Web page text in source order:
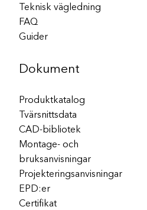
Teknisk vägledning
FAQ
Guider
Dokument
Produktkatalog
Tvärsnittsdata
CAD-bibliotek
Montage- och
bruksanvisningar
Projekteringsanvisningar
EPD:er
Certifikat